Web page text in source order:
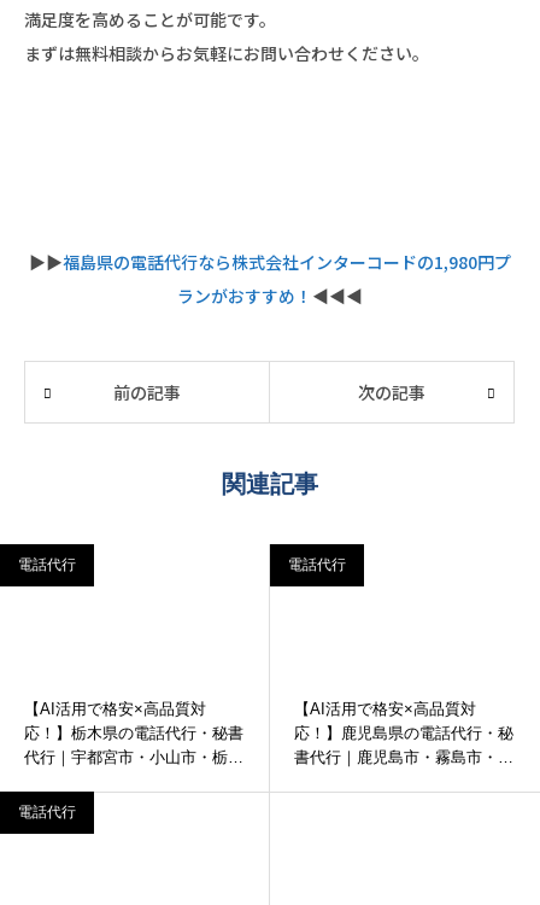
満足度を高めることが可能です。
まずは無料相談からお気軽にお問い合わせください。
▶︎▶︎福島県の電話代行なら株式会社インターコードの1,980円プ
ランがおすすめ！ ◀︎◀︎◀︎
前の記事 次の記事
関連記事
電話代行
【AI活用で格安×高品質対
応！】栃木県の電話代行・秘書
代行｜宇都宮市・小山市・栃木
電話代行
【AI活用で格安×高品質対
応！】鹿児島県の電話代行・秘
書代行｜鹿児島市・霧島市・鹿
電話代行